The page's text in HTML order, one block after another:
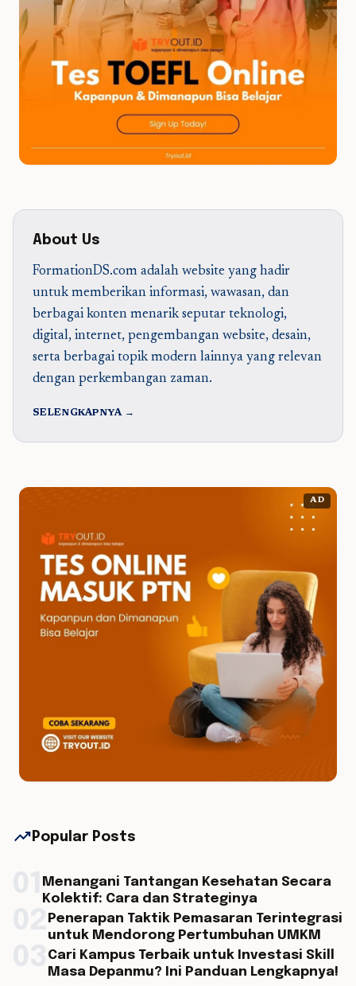
About Us
FormationDS.com adalah website yang hadir
untuk memberikan informasi, wawasan, dan
berbagai konten menarik seputar teknologi,
digital, internet, pengembangan website, desain,
serta berbagai topik modern lainnya yang relevan
dengan perkembangan zaman.
SELENGKAPNYA →
AD
trending_up Popular Posts
Menangani Tantangan Kesehatan Secara
Kolektif: Cara dan Strateginya
Penerapan Taktik Pemasaran Terintegrasi
untuk Mendorong Pertumbuhan UMKM
Cari Kampus Terbaik untuk Investasi Skill
Masa Depanmu? Ini Panduan Lengkapnya!